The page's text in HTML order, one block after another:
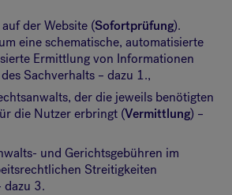
der Website (Sofortprüfung).
eine schematische, automatisierte
Ermittlung von Informationen
Sachverhalts – dazu 1.,
der die jeweils benötigten
die Nutzer erbringt (Vermittlung) –
und Gerichtsgebühren im
Streitigkeiten
dazu 3.